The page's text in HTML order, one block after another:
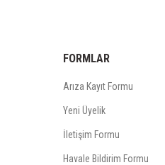
FORMLAR
Arıza Kayıt Formu
Yeni Üyelik
İletişim Formu
Havale Bildirim Formu